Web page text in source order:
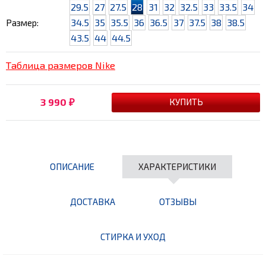
Размер:
29.5 27 27.5 28 31 32 32.5 33 33.5 34
34.5 35 35.5 36 36.5 37 37.5 38 38.5
43.5 44 44.5
Таблица размеров Nike
3 990 ₽
ОПИСАНИЕ ХАРАКТЕРИСТИКИ
ДОСТАВКА ОТЗЫВЫ
СТИРКА И УХОД